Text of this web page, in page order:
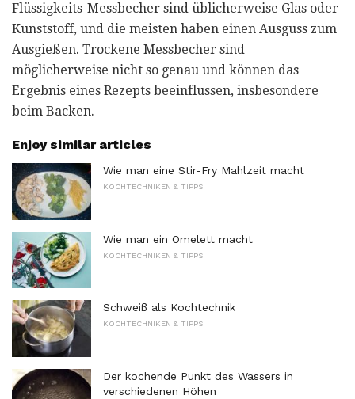
Flüssigkeits-Messbecher sind üblicherweise Glas oder
Kunststoff, und die meisten haben einen Ausguss zum
Ausgießen. Trockene Messbecher sind
möglicherweise nicht so genau und können das
Ergebnis eines Rezepts beeinflussen, insbesondere
beim Backen.
Enjoy similar articles
Wie man eine Stir-Fry Mahlzeit macht
KOCHTECHNIKEN & TIPPS
Wie man ein Omelett macht
KOCHTECHNIKEN & TIPPS
Schweiß als Kochtechnik
KOCHTECHNIKEN & TIPPS
Der kochende Punkt des Wassers in
verschiedenen Höhen